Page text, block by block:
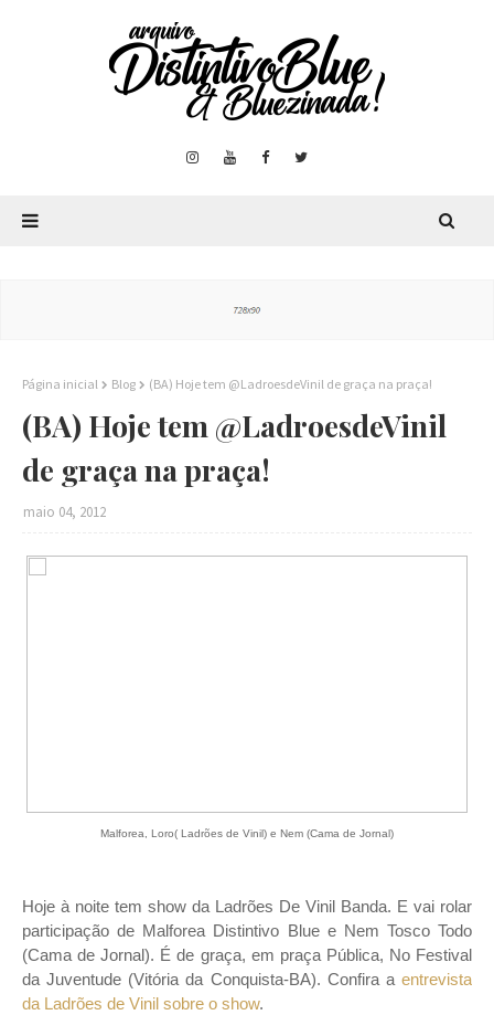
Página inicial Blog (BA) Hoje tem @LadroesdeVinil de graça na praça!
(BA) Hoje tem @LadroesdeVinil
de graça na praça!
maio 04, 2012
Malforea, Loro( Ladrões de Vinil) e Nem (Cama de Jornal)
Hoje à noite tem show da Ladrões De Vinil Banda. E vai rolar
participação de Malforea Distintivo Blue e Nem Tosco Todo
(Cama de Jornal). É de graça, em praça Pública, No Festival
da Juventude (Vitória da Conquista-BA). Confira a entrevista
da Ladrões de Vinil sobre o show.